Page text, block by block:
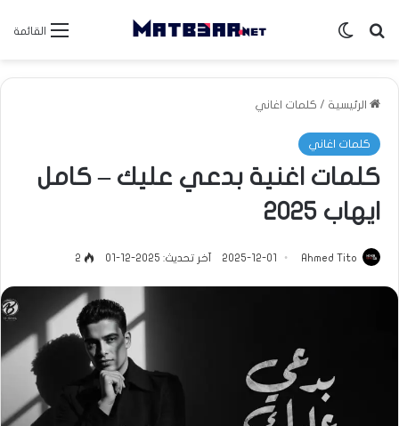
القائمة بحث عنالوضع المظلم
الرئيسية / كلمات اغاني
كلمات اغاني
كلمات اغنية بدعي عليك – كامل
ايهاب 2025
Ahmed Tito
2025-12-01 آخر تحديث: 2025-12-01 2